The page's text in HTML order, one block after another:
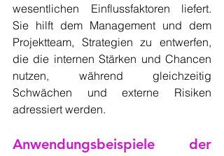
wesentlichen Einflussfaktoren liefert.
Sie hilft dem Management und dem
Projektteam, Strategien zu entwerfen,
die die internen Stärken und Chancen
nutzen, während gleichzeitig
Schwächen und externe Risiken
adressiert werden.
Anwendungsbeispiele der